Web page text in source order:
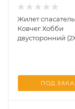
Жилет
Ковчег Хобби
двусторонний
ПОД